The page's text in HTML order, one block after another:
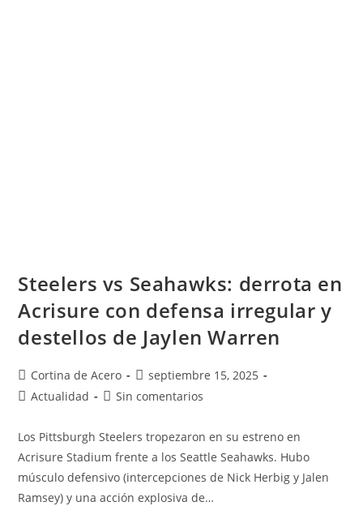
Steelers vs Seahawks: derrota en
Acrisure con defensa irregular y
destellos de Jaylen Warren
Cortina de Acero
septiembre 15, 2025
Actualidad
Sin comentarios
Los Pittsburgh Steelers tropezaron en su estreno en
Acrisure Stadium frente a los Seattle Seahawks. Hubo
músculo defensivo (intercepciones de Nick Herbig y Jalen
Ramsey) y una acción explosiva de…